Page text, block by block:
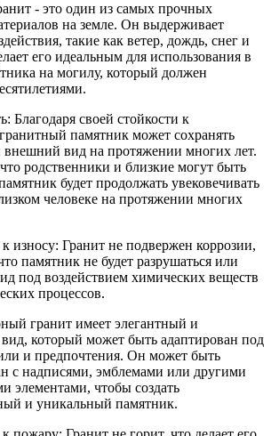
- это один из самых прочных
на земле. Он выдерживает
такие как ветер, дождь, снег и
его идеальным для использования в
на могилу, который должен
Благодаря своей стойкости к
памятник может сохранять
вид на протяжении многих лет.
родственники и близкие могут быть
будет продолжать увековечивать
человеке на протяжении многих
износу: Гранит не подвержен коррозии,
памятник не будет разрушаться или
под воздействием химических веществ
процессов.
гранит имеет элегантный и
который может быть адаптирован под
и предпочтения. Он может быть
с надписями, эмблемами или другими
элементами, чтобы создать
и уникальный памятник.